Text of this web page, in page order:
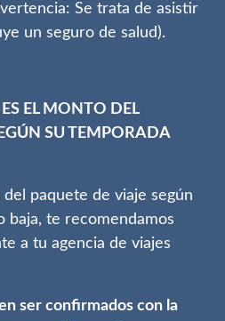
Se trata de asistir
un seguro de salud).
EL MONTO DEL
SU TEMPORADA
paquete de viaje según
baja, te recomendamos
a tu agencia de viajes
ser confirmados con la